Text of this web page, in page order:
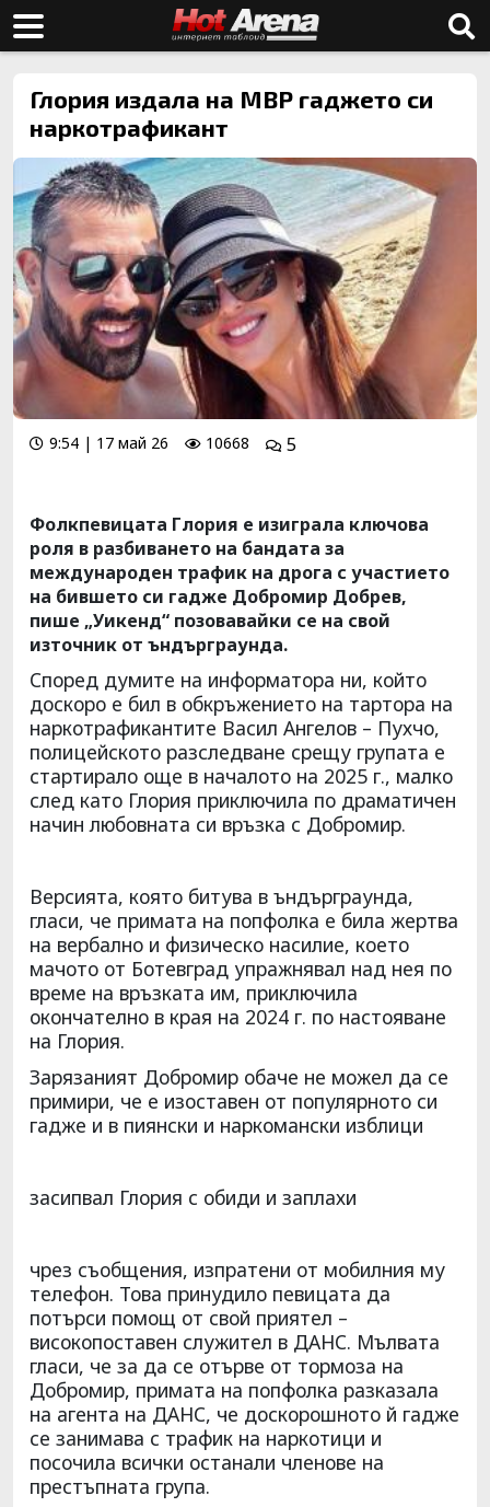
Глория издала на МВР гаджето си
наркотрафикант
9:54 | 17 май 26 10668 5
Фолкпевицата Глория е изиграла ключова
роля в разбиването на бандата за
международен трафик на дрога с участието
на бившето си гадже Добромир Добрев,
пише „Уикенд“ позовавайки се на свой
източник от ъндърграунда.
Според думите на информатора ни, който
доскоро е бил в обкръжението на тартора на
наркотрафикантите Васил Ангелов – Пухчо,
полицейското разследване срещу групата е
стартирало още в началото на 2025 г., малко
след като Глория приключила по драматичен
начин любовната си връзка с Добромир.
Версията, която битува в ъндърграунда,
гласи, че примата на попфолка е била жертва
на вербално и физическо насилие, което
мачото от Ботевград упражнявал над нея по
време на връзката им, приключила
окончателно в края на 2024 г. по настояване
на Глория.
Зарязаният Добромир обаче не можел да се
примири, че е изоставен от популярното си
гадже и в пиянски и наркомански изблици
засипвал Глория с обиди и заплахи
чрез съобщения, изпратени от мобилния му
телефон. Това принудило певицата да
потърси помощ от свой приятел –
високопоставен служител в ДАНС. Мълвата
гласи, че за да се отърве от тормоза на
Добромир, примата на попфолка разказала
на агента на ДАНС, че доскорошното й гадже
се занимава с трафик на наркотици и
посочила всички останали членове на
престъпната група.